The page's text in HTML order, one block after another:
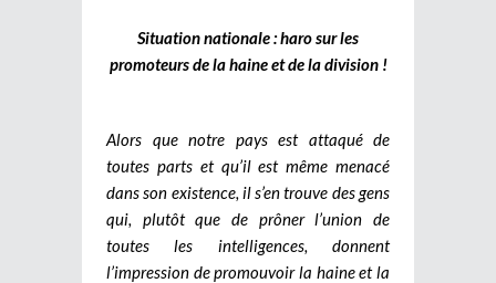
Situation nationale : haro sur les
promoteurs de la haine et de la division !
Alors que notre pays est attaqué de
toutes parts et qu’il est même menacé
dans son existence, il s’en trouve des gens
qui, plutôt que de prôner l’union de
toutes les intelligences, donnent
l’impression de promouvoir la haine et la